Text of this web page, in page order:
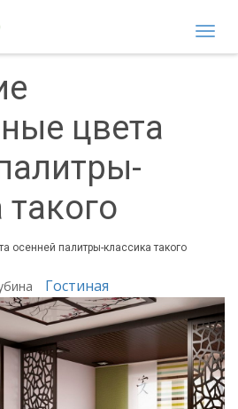
цвета
осенней палитры-классика такого
Гостиная